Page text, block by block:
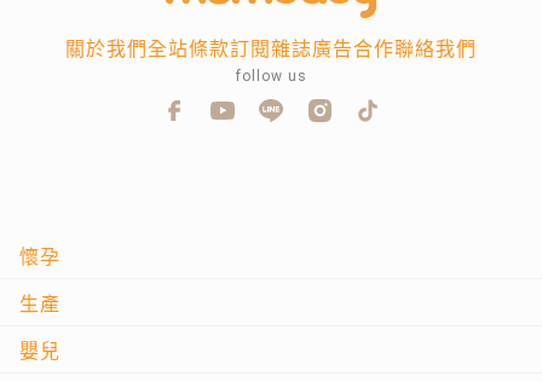
懷孕
生產
嬰兒
關於我們全站條款訂閱雜誌廣告合作聯絡我們
follow us